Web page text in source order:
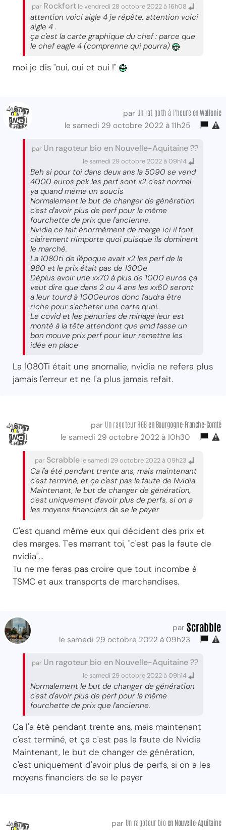
par Rockfort le vendredi 28 octobre 2022 à 16h08
attention voici aigle 4 je répète, attention voici
aigle 4 .
ça c'est la carte graphique du chef : parce que
le chef eagle 4 (comprenne qui pourra)
moi je dis "oui, oui et oui !"
par Un rat goth à l'heure en Wallonie
le samedi 29 octobre 2022 à 11h25
par Un ragoteur bio en Nouvelle-Aquitaine ??
le samedi 29 octobre 2022 à 09h14
Beh si pour toi dans deux ans la 5090 se vend
4000 euros pck les perf sont x2 c'est normal
ya quand même un soucis
Normalement le but de changer de génération
c'est d'avoir plus de perf pour la même
fourchette de prix que l'ancienne.
Nvidia ce fait énormément de marge ici il font
clairement n'importe quoi puisque ils dominent
le marché.
La 1080ti de l'époque avait x2 les perf de la
980 et le prix était pas de 1300e
Déplus avoir une xx70 à plus de 1000 euros ça
veut dire que dans 2 ou 4 ans les xx60 seront
a leur tourd à 1000euros donc faudra être
riche pour s'acheter une carte quoi.
Le covid et les pénuries de minage leur est
monté à la tête attendont que amd fasse un
bon mouve prix perf pour leur remettre les
idée en place
La 1080Ti était une anomalie, nvidia ne refera plus
jamais l'erreur et ne l'a plus jamais refait.
par Un ragoteur RGB en Bourgogne-Franche-Comté
le samedi 29 octobre 2022 à 10h30
par Scrabble le samedi 29 octobre 2022 à 09h23
Ca l'a été pendant trente ans, mais maintenant
c'est terminé, et ça c'est pas la faute de Nvidia
Maintenant, le but de changer de génération,
c'est uniquement d'avoir plus de perfs, si on a
les moyens financiers de se le payer
C'est quand même eux qui décident des prix et
des marges. T'es marrant toi, "c'est pas la faute de
nvidia"...
Tu ne me feras pas croire que tout incombe à
TSMC et aux transports de marchandises.
par Scrabble
le samedi 29 octobre 2022 à 09h23
par Un ragoteur bio en Nouvelle-Aquitaine ??
le samedi 29 octobre 2022 à 09h14
Normalement le but de changer de génération
c'est d'avoir plus de perf pour la même
fourchette de prix que l'ancienne.
Ca l'a été pendant trente ans, mais maintenant
c'est terminé, et ça c'est pas la faute de Nvidia
Maintenant, le but de changer de génération,
c'est uniquement d'avoir plus de perfs, si on a les
moyens financiers de se le payer
par Un ragoteur bio en Nouvelle-Aquitaine